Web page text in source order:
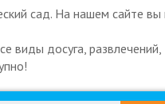
сад. На нашем сайте вы
виды досуга, развлечений,